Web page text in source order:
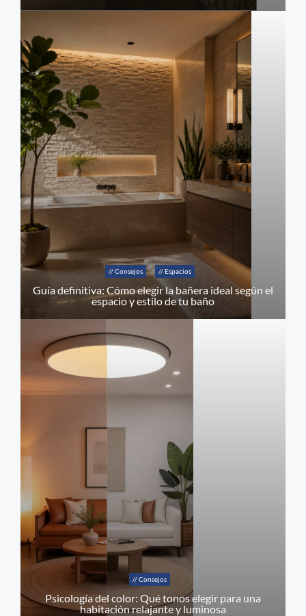
// Consejos // Espacios
Guía definitiva: Cómo elegir la bañera ideal según el
espacio y estilo de tu baño
// Consejos
Psicología del color: Qué tonos elegir para una
habitación relajante y luminosa